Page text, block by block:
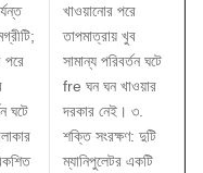
পরে
ঘটে
খাওয়ানোর পরে
তাপমাত্রায় খুব
সামান্য পরিবর্তন ঘটে
fre ঘন ঘন খাওয়ার
দরকার নেই। ৩.
শক্তি সংরক্ষণ: দুটি
ম্যানিপুলেটর একটি